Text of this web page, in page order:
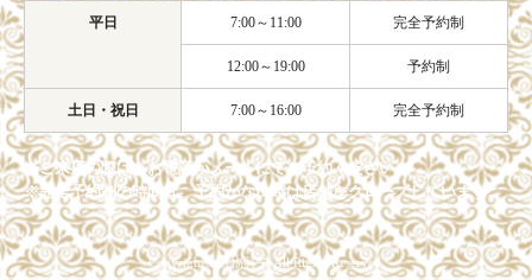
平日 7:00～11:00 完全予約制
12:00～19:00 予約制
土日・祝日 7:00～16:00 完全予約制
※ご来店の際は、お電話かメールにてご予約ください。
※完全予約制の時間は、予約がない時は店舗をクローズしています。
Copyright© 着物興栄 All Rights Reserved.